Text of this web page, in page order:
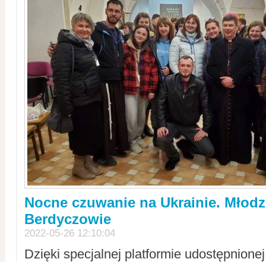
Nocne czuwanie na Ukrainie.
Berdyczowie
2022-05-26 12:10:04
Dzięki specjalnej platformie